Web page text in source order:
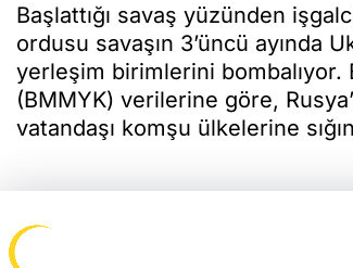
Başlattığı savaş yüzünden
ordusu savaşın 3’üncü ayında
yerleşim birimlerini
(BMMYK) verilerine göre,
vatandaşı komşu ülkelerine